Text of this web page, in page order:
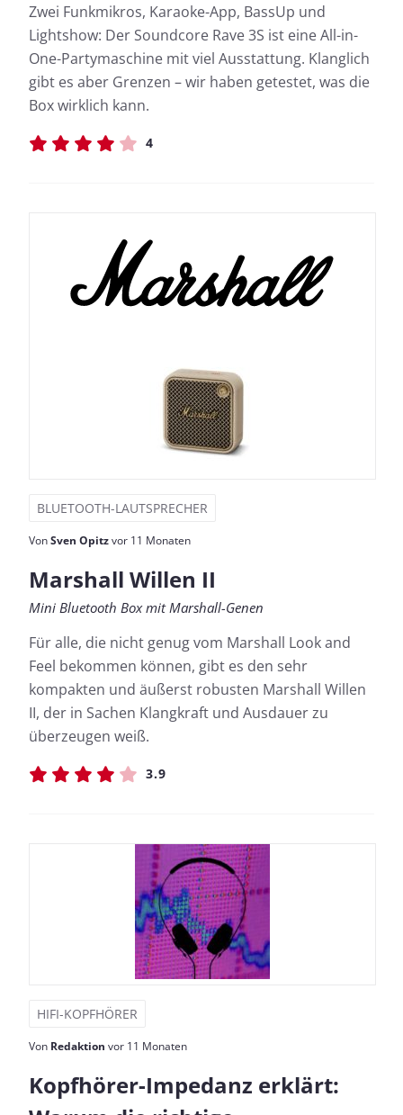
Zwei Funkmikros, Karaoke-App, BassUp und
Lightshow: Der Soundcore Rave 3S ist eine All-in-
One-Partymaschine mit viel Ausstattung. Klanglich
gibt es aber Grenzen – wir haben getestet, was die
Box wirklich kann.
4
BLUETOOTH-LAUTSPRECHER
VonSven Opitzvor 11 Monaten
Marshall Willen II
Mini Bluetooth Box mit Marshall-Genen
Für alle, die nicht genug vom Marshall Look and
Feel bekommen können, gibt es den sehr
kompakten und äußerst robusten Marshall Willen
II, der in Sachen Klangkraft und Ausdauer zu
überzeugen weiß.
3.9
HIFI-KOPFHÖRER
Von Redaktion vor 11 Monaten
Kopfhörer-Impedanz erklärt: